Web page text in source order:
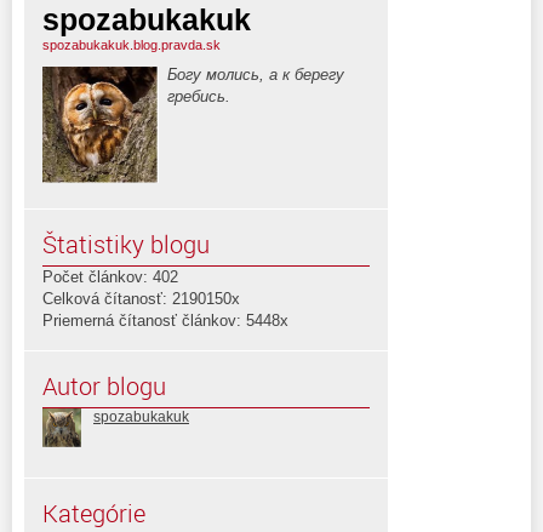
spozabukakuk
spozabukakuk.blog.pravda.sk
Богу молись, а к берегу
гребись.
Štatistiky blogu
Počet článkov: 402
Celková čítanosť: 2190150x
Priemerná čítanosť článkov: 5448x
Autor blogu
spozabukakuk
Kategórie